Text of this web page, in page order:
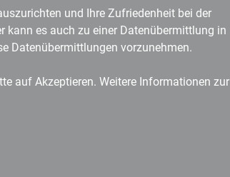
und Ihre Zufriedenheit bei der
kann es auch zu einer Datenübermittlung in
Datenübermittlungen vorzunehmen.
auf Akzeptieren. Weitere Informationen zur